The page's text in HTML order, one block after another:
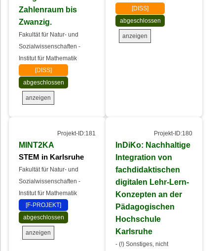
Zahlenraum bis
Zwanzig.
Fakultät für Natur- und
Sozialwissenschaften -
Institut für Mathematik
[DISS]
abgeschlossen
anzeigen
[DISS]
abgeschlossen
anzeigen
Projekt-ID:181
MINT2KA
STEM in Karlsruhe
Fakultät für Natur- und
Sozialwissenschaften -
Institut für Mathematik
[F-PROJEKT]
abgeschlossen
anzeigen
Projekt-ID:180
InDiKo: Nachhaltige
Integration von
fachdidaktischen
digitalen Lehr-Lern-
Konzepten an der
Pädagogischen
Hochschule
Karlsruhe
- (!) Sonstiges, nicht